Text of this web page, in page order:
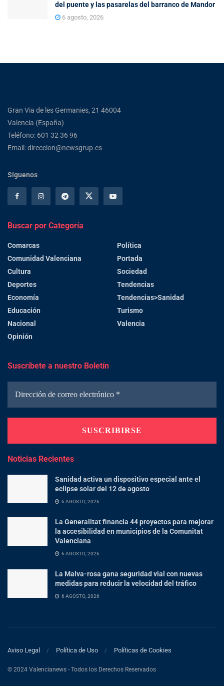
del puente y las pasarelas del barranco de Mandor
6 agosto, 2026
Gran Via de les Germanies, 21 46004
Valencia (España)
Teléfono: 601 32 36 96
Email: direccion@newsgrup.es
Síguenos
Buscar por Categoría
Comarcas
Comunidad Valenciana
Cultura
Deportes
Economía
Educación
Nacional
Opinión
Política
Portada
Sociedad
Tendencias
Tendencias>Sanidad
Turismo
Valencia
Suscríbete a nuestro Boletín
Noticias Recientes
Sanidad activa un dispositivo especial ante el
eclipse solar del 12 de agosto
6 AGOSTO, 2026
La Generalitat financia 44 proyectos para mejorar
la accesibilidad en municipios de la Comunitat
Valenciana
6 AGOSTO, 2026
La Malva-rosa gana seguridad vial con nuevas
medidas para reducir la velocidad del tráfico
6 AGOSTO, 2026
Aviso Legal Política de Uso Políticas de Cookies
© 2024 Valencianews - Todos los Derechos Reservados